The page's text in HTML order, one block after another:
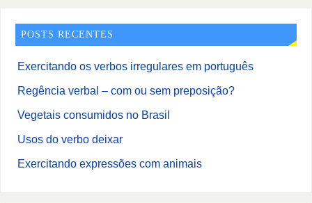
POSTS RECENTES
Exercitando os verbos irregulares em português
Regência verbal – com ou sem preposição?
Vegetais consumidos no Brasil
Usos do verbo deixar
Exercitando expressões com animais